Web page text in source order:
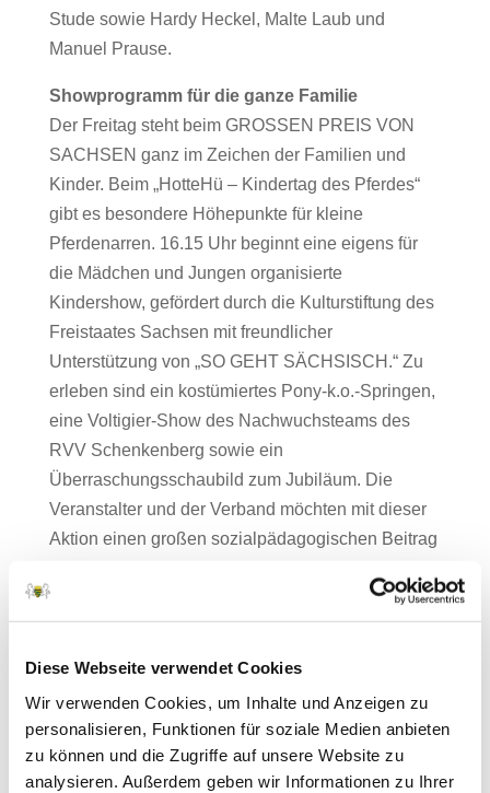
Diese Webseite verwendet Cookies
Wir verwenden Cookies, um Inhalte und Anzeigen zu
personalisieren, Funktionen für soziale Medien anbieten
zu können und die Zugriffe auf unsere Website zu
analysieren. Außerdem geben wir Informationen zu Ihrer
Stude sowie Hardy Heckel, Malte Laub und
Manuel Prause.
Showprogramm für die ganze Familie
Der Freitag steht beim GROSSEN PREIS VON
SACHSEN ganz im Zeichen der Familien und
Kinder. Beim „HotteHü – Kindertag des Pferdes“
gibt es besondere Höhepunkte für kleine
Pferdenarren. 16.15 Uhr beginnt eine eigens für
die Mädchen und Jungen organisierte
Kindershow, gefördert durch die Kulturstiftung des
Freistaates Sachsen mit freundlicher
Unterstützung von „SO GEHT SÄCHSISCH.“ Zu
erleben sind ein kostümiertes Pony-k.o.-Springen,
eine Voltigier-Show des Nachwuchsteams des
RVV Schenkenberg sowie ein
Überraschungsschaubild zum Jubiläum. Die
Veranstalter und der Verband möchten mit dieser
Aktion einen großen sozialpädagogischen Beitrag
Menschen und Tieren in besonderem Maße
zueinander führt und zudem auch Kindern aus
können. Für die Kinder gibt es außerdem Spiel-
und Kreativangebote, darunter ein Kinderkino. Im
Jubiläumsjahr hat die „Chemnitzer Pferdenacht“,